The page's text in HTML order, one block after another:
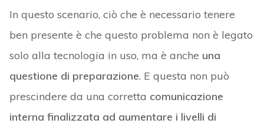
In questo scenario, ciò che è necessario tenere
ben presente è che questo problema non è legato
solo alla tecnologia in uso, ma è anche una
questione di preparazione. E questa non può
prescindere da una corretta comunicazione
interna finalizzata ad aumentare i livelli di